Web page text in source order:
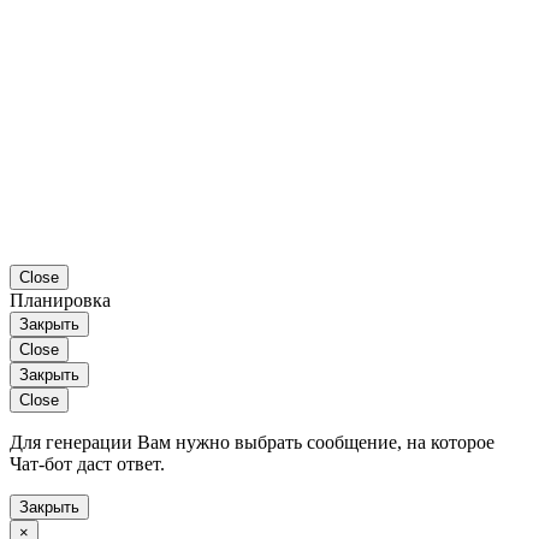
Close
Планировка
Закрыть
Close
Закрыть
Close
Для генерации Вам нужно выбрать сообщение, на которое
Чат-бот даст ответ.
Закрыть
×